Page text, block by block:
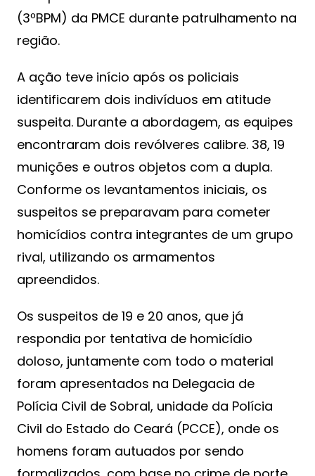
(3ºBPM) da PMCE durante patrulhamento na
região.
A ação teve início após os policiais
identificarem dois indivíduos em atitude
suspeita. Durante a abordagem, as equipes
encontraram dois revólveres calibre. 38, 19
munições e outros objetos com a dupla.
Conforme os levantamentos iniciais, os
suspeitos se preparavam para cometer
homicídios contra integrantes de um grupo
rival, utilizando os armamentos
apreendidos.
Os suspeitos de 19 e 20 anos, que já
respondia por tentativa de homicídio
doloso, juntamente com todo o material
foram apresentados na Delegacia de
Polícia Civil de Sobral, unidade da Polícia
Civil do Estado do Ceará (PCCE), onde os
homens foram autuados por sendo